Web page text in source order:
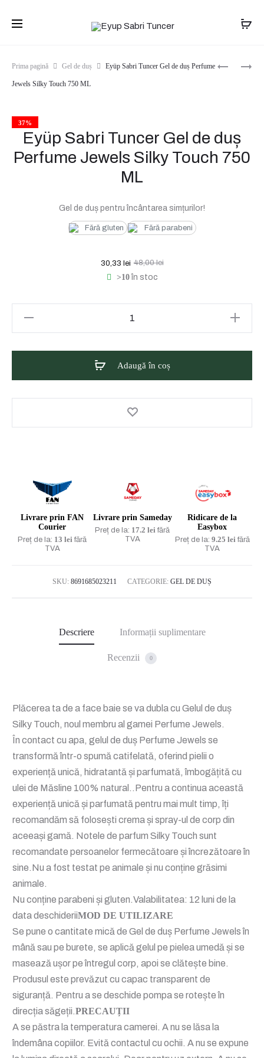
2 zile.
CU
ULEI
NATURAL
PERFUME
JEWELS
PURE
Prima pagină Gel de duș Eyüp Sabri Tuncer Gel de duș Perfume
Jewels Silky Touch 750 ML
37%
Eyüp Sabri Tuncer Gel de duș
Perfume Jewels Silky Touch 750
ML
Gel de duș pentru încântarea simțurilor!
Fără gluten Fără parabeni
48,00lei
Prețul
a
48,00 lei.
30,33 lei
Prețul
>10în stoc
Eyüp
Gel
de
Perfume
Touch
ML
Adaugă în coș
Livrare prin FAN
Courier
Preț de la: 13 lei fără
TVA
Livrare prin Sameday
Preț de la: 17.2 lei fără
TVA
Ridicare de la
Easybox
Preț de la: 9.25 leifără
TVA
SKU: 8691685023211 CATEGORIE: GEL DE DUȘ
Descriere Informații suplimentare
Recenzii 0
Plăcerea ta de a face baie se va dubla cu Gelul de duș
Silky Touch, noul membru al gamei Perfume Jewels.
În contact cu apa, gelul de duș Perfume Jewels se
transformă într-o spumă catifelată, oferind pielii o
experiență unică, hidratantă și parfumată, îmbogățită cu
ulei de Măsline 100% natural..Pentru a continua această
experiență unică și parfumată pentru mai mult timp, îți
recomandăm să folosești crema și spray-ul de corp din
aceeași gamă. Notele de parfum Silky Touch sunt
recomandate persoanelor fermecătoare și încrezătoare în
sine.Nu a fost testat pe animale și nu conține grăsimi
animale.
Nu conține parabeni și gluten.Valabilitatea: 12 luni de la
data deschideriiMOD DE UTILIZARE
Se pune o cantitate mică de Gel de duș Perfume Jewels în
mână sau pe burete, se aplică gelul pe pielea umedă și se
masează ușor pe întregul corp, apoi se clătește bine.
Produsul este prevăzut cu capac transparent de
siguranță. Pentru a se deschide pompa se rotește în
direcția săgeții.PRECAUȚII
A se păstra la temperatura camerei. A nu se lăsa la
îndemâna copiilor. Evită contactul cu ochii. A nu se expune